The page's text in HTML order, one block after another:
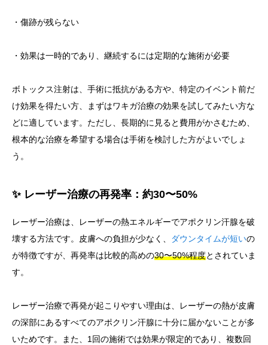
・傷跡が残らない
・効果は一時的であり、継続するには定期的な施術が必要
ボトックス注射は、手術に抵抗がある方や、特定のイベント前だ
け効果を得たい方、まずはワキガ治療の効果を試してみたい方な
どに適しています。ただし、長期的に見ると費用がかさむため、
根本的な治療を希望する場合は手術を検討した方がよいでしょ
う。
✨ レーザー治療の再発率：約30〜50%
レーザー治療は、レーザーの熱エネルギーでアポクリン汗腺を破
壊する方法です。皮膚への負担が少なく、
ダウンタイムが短いの
が特徴ですが、再発率は比較的高めの30〜50%程度とされていま
す。
レーザー治療で再発が起こりやすい理由は、レーザーの熱が皮膚
の深部にあるすべてのアポクリン汗腺に十分に届かないことが多
いためです。また、1回の施術では効果が限定的であり、複数回